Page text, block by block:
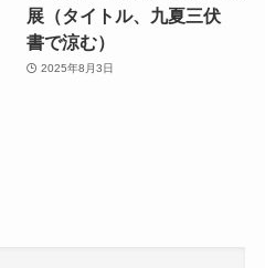
展（タイトル、九夏三伏
書で涼む）
2025年8月3日